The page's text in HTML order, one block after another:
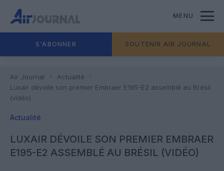
MENU
S'ABONNER SOUTENIR AIR JOURNAL
Air Journal
Actualité
Luxair dévoile son premier Embraer E195-E2 assemblé au Brésil
(vidéo)
Actualité
LUXAIR DÉVOILE SON PREMIER EMBRAER
E195-E2 ASSEMBLÉ AU BRÉSIL (VIDÉO)